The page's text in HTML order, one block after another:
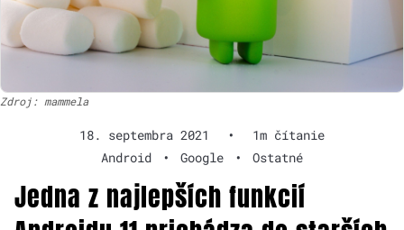
Zdroj: mammela
18. septembra 2021 •
1m čítanie
Android
• Google • Ostatné
Jedna z najlepších funkcií